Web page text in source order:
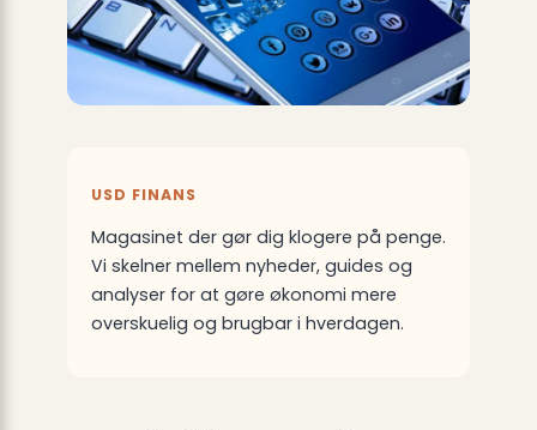
USD FINANS
Magasinet der gør dig klogere på penge.
Vi skelner mellem nyheder, guides og
analyser for at gøre økonomi mere
overskuelig og brugbar i hverdagen.